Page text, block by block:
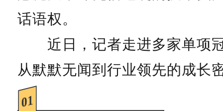
话语权。
近日，记者走进多家单项
从默默无闻到行业领先的成长
01